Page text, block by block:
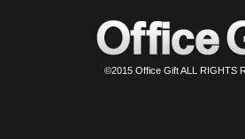
©2015 Office Gift ALL RIGHTS